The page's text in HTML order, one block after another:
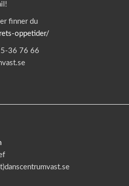
finner du
oppetider/
36 76 66